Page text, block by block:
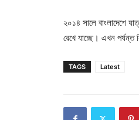
২০১৪ সালে বাংলাদেশে
রেখে যাচ্ছে। এখন পর্যন্ত
TAGS Latest